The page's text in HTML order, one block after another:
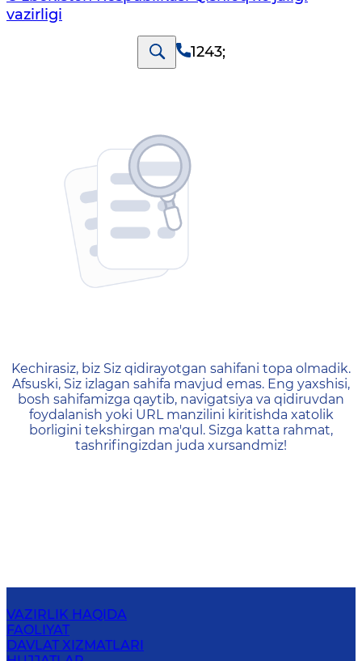
vаzirligi
1243;
404 — Страница не
Kechirasiz, biz Siz qidirayotgan sahifani topa olmadik.
Afsuski, Siz izlagan sahifa mavjud emas. Eng yaxshisi,
bosh sahifamizga qaytib, navigatsiya va qidiruvdan
foydalanish yoki URL manzilini kiritishda xatolik
borligini tekshirgan ma'qul. Sizga katta rahmat,
tashrifingizdan juda xursandmiz!
VAZIRLIK HAQIDA
FAOLIYAT
DAVLAT XIZMATLARI